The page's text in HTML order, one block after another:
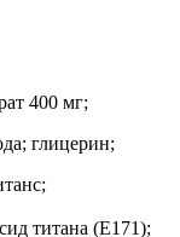
400 мг;
глицерин;
титана (E171);